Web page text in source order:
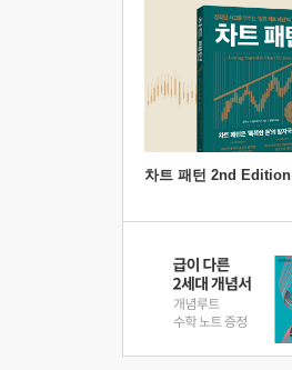
차트 패턴 2nd Edition